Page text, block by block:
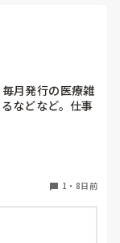
月発行の医療雑
などなど。仕事
思いますが、そ
1 ・ 8日前